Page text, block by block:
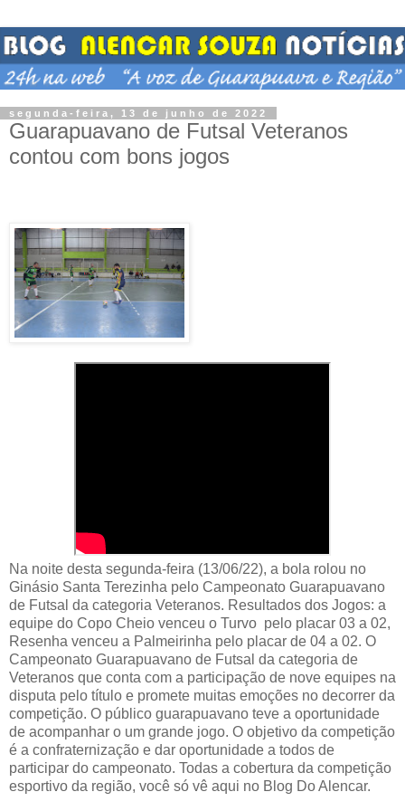
segunda-feira, 13 de junho de 2022
Guarapuavano de Futsal Veteranos
contou com bons jogos
Na noite desta segunda-feira (13/06/22), a bola rolou no
Ginásio Santa Terezinha pelo Campeonato Guarapuavano
de Futsal da categoria Veteranos. Resultados dos Jogos: a
equipe do Copo Cheio venceu o Turvo pelo placar 03 a 02,
Resenha venceu a Palmeirinha pelo placar de 04 a 02. O
Campeonato Guarapuavano de Futsal da categoria de
Veteranos que conta com a participação de nove equipes na
disputa pelo título e promete muitas emoções no decorrer da
competição. O público guarapuavano teve a oportunidade
de acompanhar o um grande jogo. O objetivo da competição
é a confraternização e dar oportunidade a todos de
participar do campeonato. Todas a cobertura da competição
esportivo da região, você só vê aqui no Blog Do Alencar.